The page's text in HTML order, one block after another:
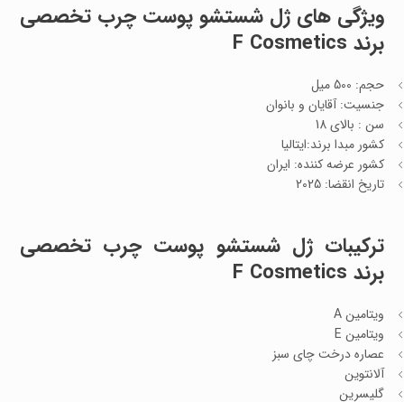
ویژگی های ژل شستشو پوست چرب تخصصی
برند F Cosmetics
حجم: 500 میل
جنسیت: آقایان و بانوان
سن : بالای 18
کشور مبدا برند:ایتالیا
کشور عرضه کننده: ایران
تاریخ انقضا: 2025
ترکیبات ژل شستشو پوست چرب تخصصی
برند F Cosmetics
ویتامین A
ویتامین E
عصاره درخت چای سبز
آلانتوین
گلیسرین